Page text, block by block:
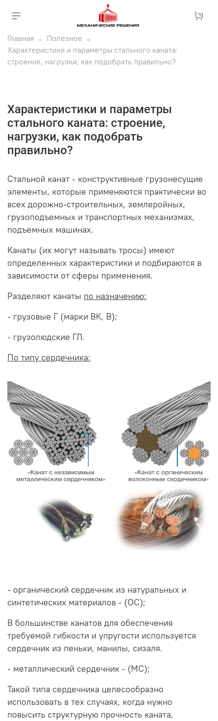
Главная
Полезное
Характеристики и параметры стального каната:
строение, нагрузки, как подобрать правильно?
Характеристики и параметры
стального каната: строение,
нагрузки, как подобрать
правильно?
Стальной канат - конструктивные грузонесущие
элементы, которые применяются практически во
всех дорожно-строительных, землеройных,
грузоподъемных и транспортных механизмах,
подъемных машинах.
Канаты (их могут называть тросы) имеют
определенных характеристики и подбираются в
зависимости от сферы применения.
Разделяют канаты по назначению:
- грузовые Г (марки ВК, В);
- грузолюдские ГЛ.
По типу сердечника:
- органический сердечник из натуральных и
синтетических материалов - (ОС);
В большинстве канатов для обеспечения
требуемой гибкости и упругости используется
сердечник из пеньки, манилы, сизаля.
- металлический сердечник - (МС);
Такой типа сердечника целесообразно
использовать в тех случаях, когда нужно
повысить структурную прочность каната,